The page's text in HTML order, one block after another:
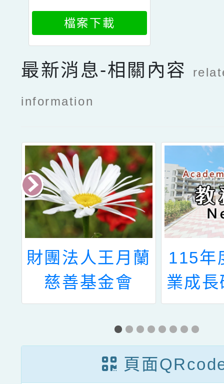
檔案下載
最新消息-相關內容
information
財團法人王月蘭
慈善基金會
2024年辦理
「月蘭獎」申請
115年
業成
的N次
論壇
場）
頁面